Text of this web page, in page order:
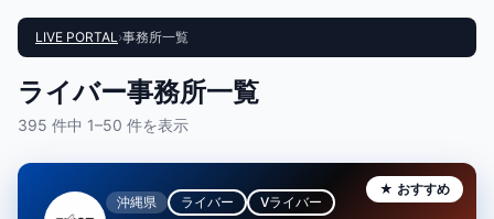
LIVE PORTAL ›事務所一覧
ライバー事務所一覧
395 件中 1–50 件を表示
★ おすすめ
沖縄県
ライバー Vライバー